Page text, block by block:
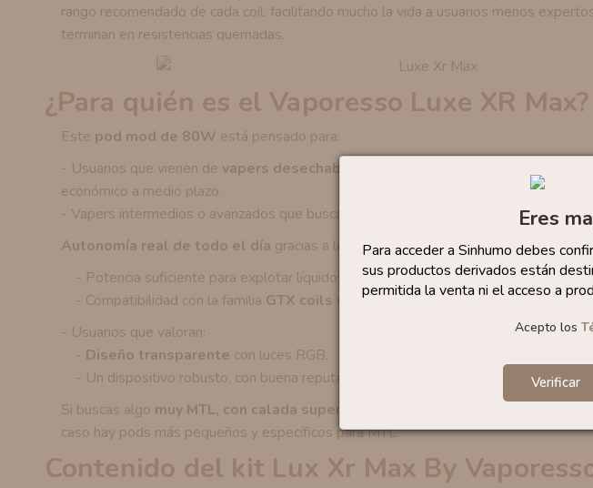
Eres
Para acceder a Sinhumo debes
sus productos derivados están
permitida la venta ni el acceso a
Acepto los
Verificar
rango recomendado de cada coil, facilitando mucho la vida a usuarios menos
terminan en resistencias quemadas.
¿Para quién es el Vaporesso Luxe XR Max?
Este pod mod de 80W está pensado para:
- Usuarios que vienen de vapers desechables
económico a medio plazo.
- Vapers intermedios o avanzados que buscan:
Autonomía real de todo el día gracias a los 2800 mAh.
- Potencia suficiente para explotar líquidos de alto VG.
- Compatibilidad con la familia GTX coils y pods Luxe X/XR para aprovechar
- Usuarios que valoran:
- Diseño transparente con luces RGB.
- Un dispositivo robusto, con buena reputación y muchas opiniones positivas en la
Si buscas algo muy MTL, con calada super cerrada y potencia baja
caso hay pods más pequeños y específicos para MTL.
Contenido del kit Lux Xr Max By